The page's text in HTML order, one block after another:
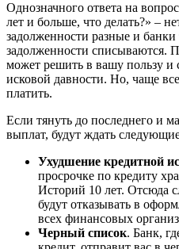
Однозначного ответа на
лет и больше, что делать?» –
задолженности разные и
задолженности списываются.
может решить в вашу пользу и
исковой давности. Но, чаще
платить.
Если тянуть до последнего и
выплат, будут ждать
Ухудшение кредитной
просрочке по кредиту
Историй 10 лет. Отсюда
будут отказывать в
всех финансовых
Черный список. Банк,